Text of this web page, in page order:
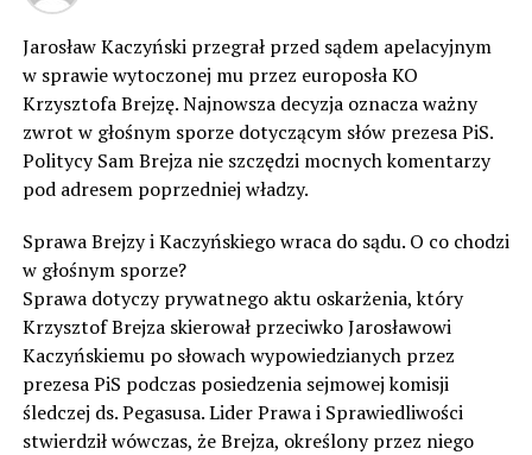
Jarosław Kaczyński przegrał przed sądem apelacyjnym
w sprawie wytoczonej mu przez europosła KO
Krzysztofa Brejzę. Najnowsza decyzja oznacza ważny
zwrot w głośnym sporze dotyczącym słów prezesa PiS.
Politycy Sam Brejza nie szczędzi mocnych komentarzy
pod adresem poprzedniej władzy.
Sprawa Brejzy i Kaczyńskiego wraca do sądu. O co chodzi
w głośnym sporze?
Sprawa dotyczy prywatnego aktu oskarżenia, który
Krzysztof Brejza skierował przeciwko Jarosławowi
Kaczyńskiemu po słowach wypowiedzianych przez
prezesa PiS podczas posiedzenia sejmowej komisji
śledczej ds. Pegasusa. Lider Prawa i Sprawiedliwości
stwierdził wówczas, że Brejza, określony przez niego